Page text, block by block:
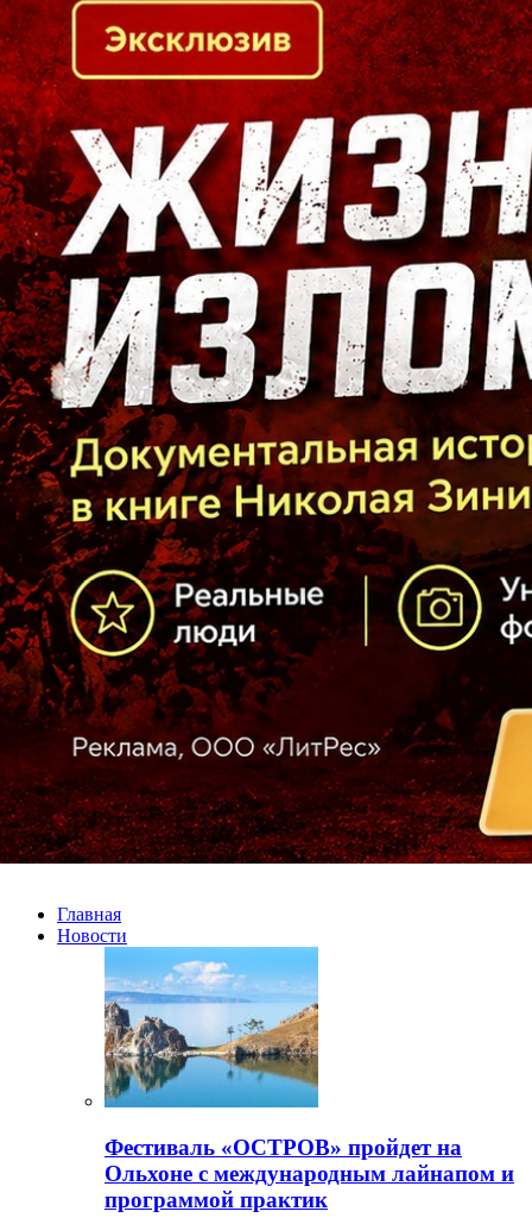
Главная
Новости
Фестиваль «ОСТРОВ» пройдет на
Ольхоне с международным лайнапом и
программой практик